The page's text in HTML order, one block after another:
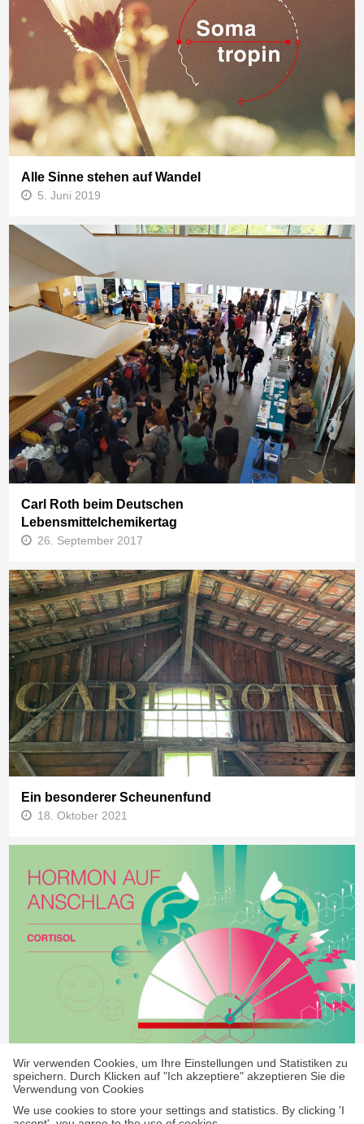
Wir verwenden Cookies, um Ihre Einstellungen und Statistiken zu
speichern. Durch Klicken auf "Ich akzeptiere" akzeptieren Sie die
Verwendung von Cookies
We use cookies to store your settings and statistics. By clicking 'I
Alle Sinne stehen auf Wandel
5. Juni 2019
Carl Roth beim Deutschen
Lebensmittelchemikertag
26. September 2017
Ein besonderer Scheunenfund
18. Oktober 2021
Cortisol – Der Stressmarker im Fokus der
Forschung
7. November 2024